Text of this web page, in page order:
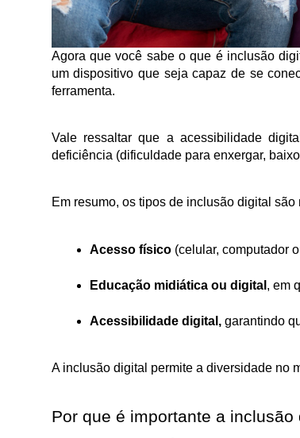
Agora que você sabe o que é inclusão
um dispositivo que seja capaz de se
ferramenta.
Vale ressaltar que a acessibilidade
deficiência (dificuldade para enxergar,
Em resumo, os tipos de inclusão digital são
Acesso físico (celular, computador
Educação midiática ou digital , em
Acessibilidade digital, garantindo
A inclusão digital permite a diversidade no
Por que é importante a inclusão